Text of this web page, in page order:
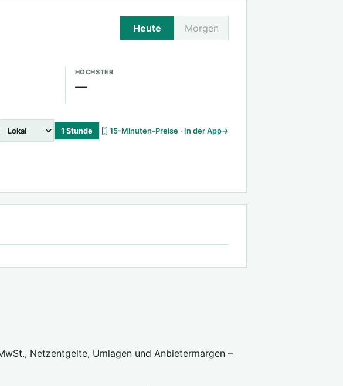
Heute Morgen
HÖCHSTER
—
1 Stunde 15-Minuten-Preise · In der App→
Netzentgelte, Umlagen und Anbietermargen –